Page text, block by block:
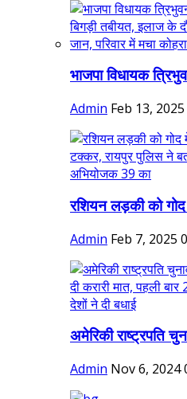
भाजपा विधायक
Admin Feb 13, 2025
रशियन लड़की को
Admin Feb 7, 2025 0
अमेरिकी राष्ट्रपति
Admin Nov 6, 2024